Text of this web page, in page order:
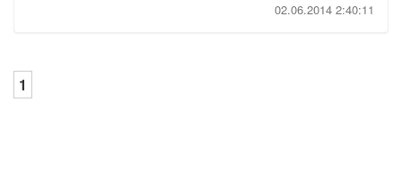
02.06.2014 2:40:11
1